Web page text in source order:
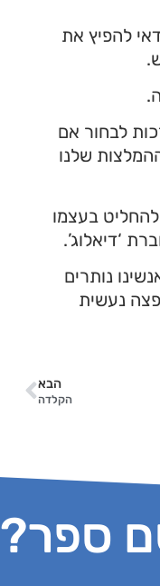
להפיץ את
לבחור אם
שלנו
בעצמו
‘דיאלוג’.
נותרים
נעשית
הבא
הקלדה
ספר?